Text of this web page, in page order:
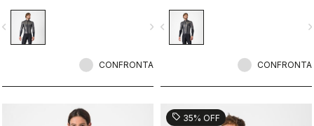
Gabba R a maniche lunghe è la più
protettiva e più aerodinamica di
sempre.
navigate_next
CONFRONTA
Gabba R a maniche corte è la più
protettiva e più aerodinamica di
sempre.
navigate_before
CONFRONTA
sell 35% OFF